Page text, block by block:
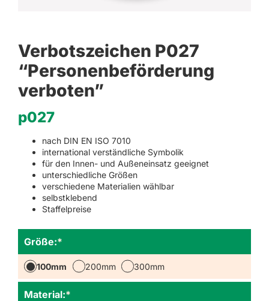
Verbotszeichen P027
“Personenbeförderung
verboten”
p027
nach DIN EN ISO 7010
international verständliche Symbolik
für den Innen- und Außeneinsatz geeignet
unterschiedliche Größen
verschiedene Materialien wählbar
selbstklebend
Staffelpreise
*
Größe:
100mm 200mm 300mm
*
Material: